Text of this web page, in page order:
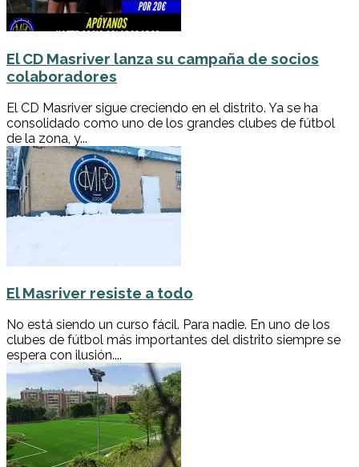
El CD Masriver lanza su campaña de socios
colaboradores
El CD Masriver sigue creciendo en el distrito. Ya se ha
consolidado como uno de los grandes clubes de fútbol
de la zona, y...
El Masriver resiste a todo
No está siendo un curso fácil. Para nadie. En uno de los
clubes de fútbol más importantes del distrito siempre se
espera con ilusión....